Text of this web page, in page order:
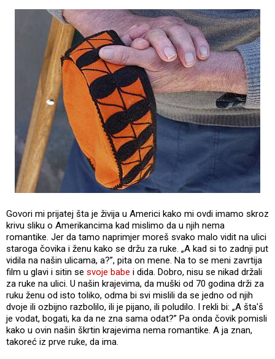
Govori mi prijatej šta je živija u Americi kako mi ovdi imamo skroz
krivu sliku o Amerikancima kad mislimo da u njih nema
romantike. Jer da tamo naprimjer moreš svako malo vidit na ulici
staroga čovika i ženu kako se držu za ruke. „A kad si to zadnji put
vidila na našin ulicama, a?”, pita on mene. Na to se meni zavrtija
film u glavi i sitin se svoje babe i dida. Dobro, nisu se nikad držali
za ruke na ulici. U našin krajevima, da muški od 70 godina drži za
ruku ženu od isto toliko, odma bi svi mislili da se jedno od njih
dvoje ili ozbijno razbolilo, ili je pijano, ili poludilo. I rekli bi: „A šta'š
je vodat, bogati, ka da ne zna sama odat?” Pa onda čovik pomisli
kako u ovin našin škrtin krajevima nema romantike. A ja znan,
takoreć iz prve ruke, da ima.